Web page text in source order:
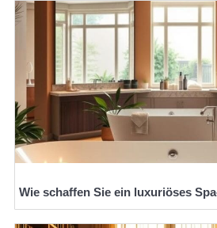
Wie schaffen Sie ein luxuriöses